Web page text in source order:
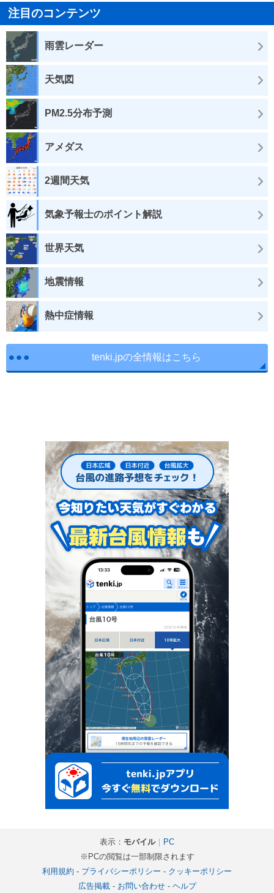
注目のコンテンツ
雨雲レーダー
天気図
PM2.5分布予測
アメダス
2週間天気
気象予報士のポイント解説
世界天気
地震情報
熱中症情報
tenki.jpの全情報はこちら
表示： モバイル｜ PC
※PCの閲覧は一部制限されます
利用規約 - プライバシーポリシー - クッキーポリシー
広告掲載- お問い合わせ- ヘルプ